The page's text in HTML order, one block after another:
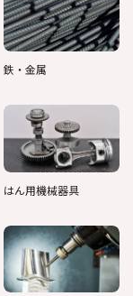
鉄・金属
はん用機械器具